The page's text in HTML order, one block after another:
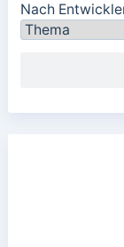
Nach